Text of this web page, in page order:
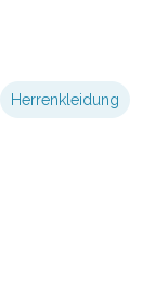
Herrenkleidung